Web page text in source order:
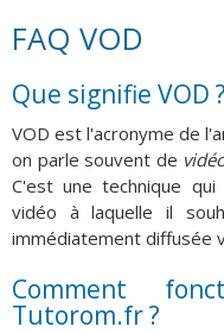
FAQ VOD
Que signifie VOD ?
VOD est l'acronyme de
on parle souvent de
C'est une technique
vidéo à laquelle il
immédiatement diffusée
Comment
Tutorom.fr ?